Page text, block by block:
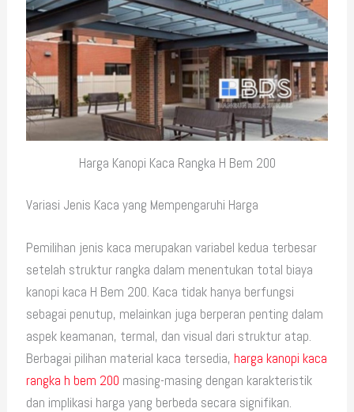
Harga Kanopi Kaca Rangka H Bem 200
Variasi Jenis Kaca yang Mempengaruhi Harga
Pemilihan jenis kaca merupakan variabel kedua terbesar
setelah struktur rangka dalam menentukan total biaya
kanopi kaca H Bem 200. Kaca tidak hanya berfungsi
sebagai penutup, melainkan juga berperan penting dalam
aspek keamanan, termal, dan visual dari struktur atap.
Berbagai pilihan material kaca tersedia,harga kanopi kaca
rangka h bem 200 masing-masing dengan karakteristik
dan implikasi harga yang berbeda secara signifikan.